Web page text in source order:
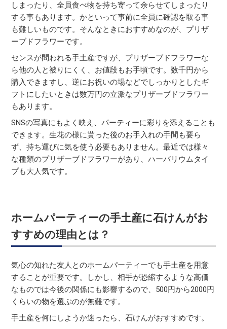
しまったり、全員食べ物を持ち寄って余らせてしまったり
する事もあります。かといって事前に全員に確認を取る事
も難しいものです。そんなときにおすすめなのが、プリザ
ーブドフラワーです。
センスが問われる手土産ですが、プリザーブドフラワーな
ら他の人と被りにくく、お値段もお手頃です。数千円から
購入できますし、逆にお祝いの場などでしっかりとしたギ
フトにしたいときは数万円の立派なプリザーブドフラワー
もあります。
SNSの写真にもよく映え、パーティーに彩りを添えることも
できます。生花の様に貰った後のお手入れの手間も要ら
ず、持ち運びに気を使う必要もありません。最近では様々
な種類のプリザーブドフラワーがあり、ハーバリウムタイ
プも大人気です。
ホームパーティーの手土産に石けんがお
すすめの理由とは？
気心の知れた友人とのホームパーティーでも手土産を用意
することが重要です。しかし、相手が恐縮するような高価
なものでは今後の関係にも影響するので、500円から2000円
くらいの物を選ぶのが無難です。
手土産を何にしようか迷ったら、石けんがおすすめです。